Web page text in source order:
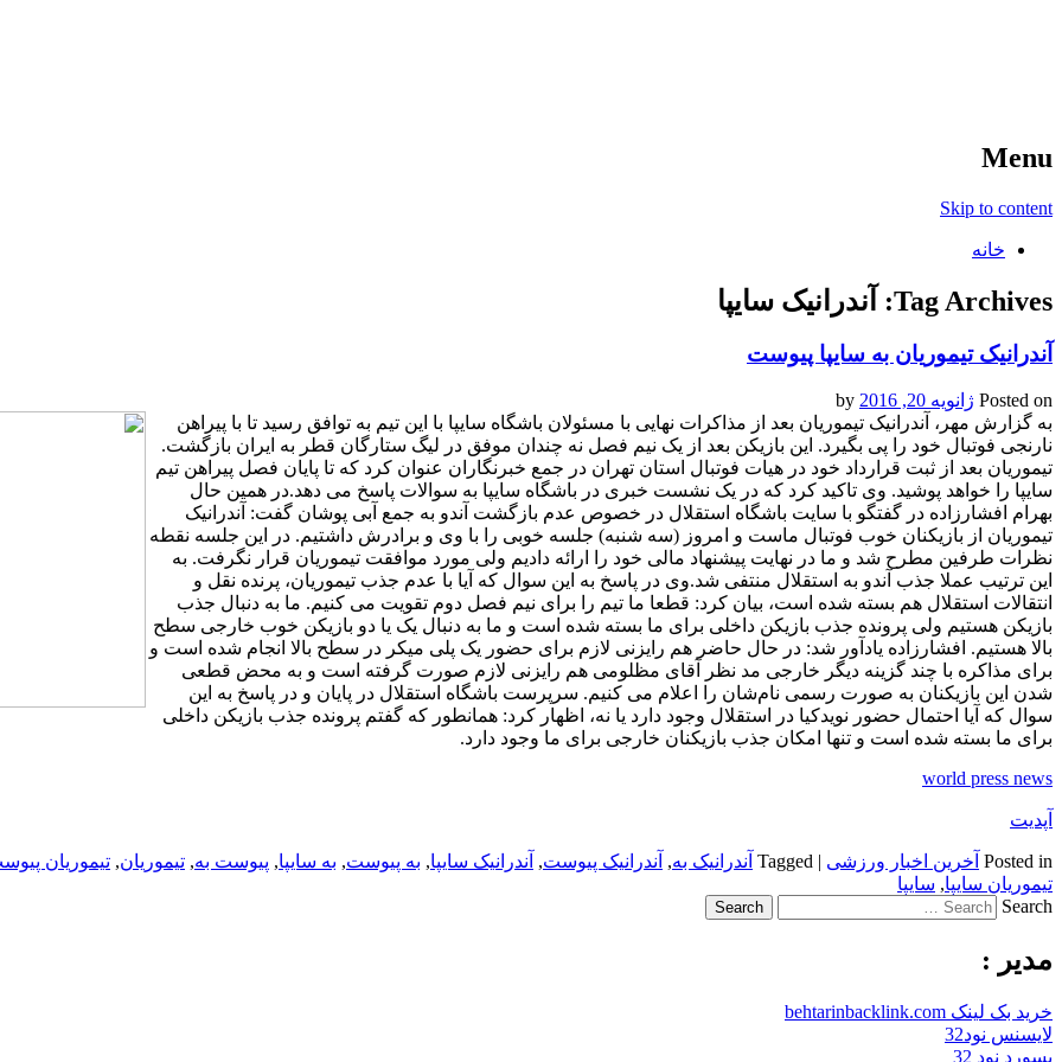
Menu
Skip to content
خانه
Tag Archives: آندرانیک سایپا
آندرانیک تیموریان به سایپا پیوست
Posted on ژانویه 20, 2016
به گزارش مهر، آندرانیک تیموریان بعد از مذاکرات نهایی با مسئولان باشگاه سایپا با این تیم به توافق رسید تا با پیراهن
نارنجی فوتبال خود را پی بگیرد. این بازیکن بعد از یک نیم فصل نه چندان موفق در لیگ ستارگان قطر به ایران بازگشت.
تیموریان بعد از ثبت قرارداد خود در هیات فوتبال استان تهران در جمع خبرنگاران عنوان کرد که تا پایان فصل پیراهن تیم
سایپا را خواهد پوشید. وی تاکید کرد که در یک نشست خبری در باشگاه سایپا به سوالات پاسخ می دهد.در همین حال
بهرام افشارزاده در گفتگو با سایت باشگاه استقلال در خصوص عدم بازگشت آندو به جمع آبی پوشان گفت: آندرانیک
تیموریان از بازیکنان خوب فوتبال ماست و امروز (سه شنبه) جلسه خوبی را با وی و برادرش داشتیم. در این جلسه نقطه
نظرات طرفین مطرح شد و ما در نهایت پیشنهاد مالی خود را ارائه دادیم ولی مورد موافقت تیموریان قرار نگرفت. به
این ترتیب عملا جذب آندو به استقلال منتفی شد.وی در پاسخ به این سوال که آیا با عدم جذب تیموریان، پرنده نقل و
انتقالات استقلال هم بسته شده است، بیان کرد: قطعا ما تیم را برای نیم فصل دوم تقویت می کنیم. ما به دنبال جذب
بازیکن هستیم ولی پرونده جذب بازیکن داخلی برای ما بسته شده است و ما به دنبال یک یا دو بازیکن خوب خارجی سطح
بالا هستیم. افشارزاده یادآور شد: در حال حاضر هم رایزنی لازم برای حضور یک پلی میکر در سطح بالا انجام شده است و
برای مذاکره با چند گزینه دیگر خارجی مد نظر آقای مظلومی هم رایزنی لازم صورت گرفته است و به محض قطعی
شدن این بازیکنان به صورت رسمی نام‌شان را اعلام می کنیم. سرپرست باشگاه استقلال در پایان و در پاسخ به این
سوال که آیا احتمال حضور نویدکیا در استقلال وجود دارد یا نه، اظهار کرد: همانطور که گفتم پرونده جذب بازیکن داخلی
برای ما بسته شده است و تنها امکان جذب بازیکنان خارجی برای ما وجود دارد.
world press news
آپدیت
Posted in آخرین اخبار ورزشی |
Tagged آندرانیک به, آندرانیک پیوست, آندرانیک سایپا, به پیوست, به سایپا, پیوست به, تیموریان, تیموریان
تیموریان سایپا, سایپا
Search
مدیر :
خرید بک لینک behtarinbacklink.com
لایسنس نود32
پسورد نود 32